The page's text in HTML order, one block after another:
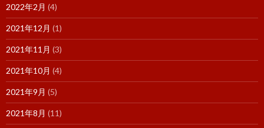
2022年2月 (4)
2021年12月 (1)
2021年11月 (3)
2021年10月 (4)
2021年9月 (5)
2021年8月 (11)